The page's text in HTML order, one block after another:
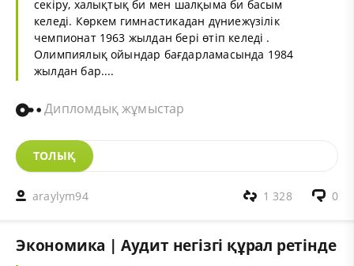
секіру, халықтық би мен шалқыма би басым
келеді. Көркем гимнастикадан дүниежүзілік
чемпионат 1963 жылдан бері өтіп келеді .
Олимпиялық ойындар бағдарламасында 1984
жылдан бар....
Дипломдық жұмыстар
ТОЛЫҚ
araylym94 0
1 328
Экономика | Аудит негізгі құрал ретінде